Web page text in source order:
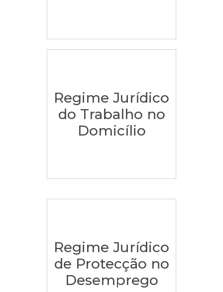
Regime Jurídico
do Trabalho no
Domicílio
Regime Jurídico
de Protecção no
Desemprego